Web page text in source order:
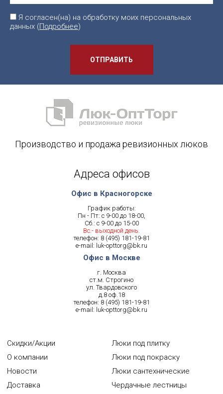
Я согласен(на) на обработку моих персональных
данных (Подробнее)
ОТПРАВИТЬ
Производство и продажа ревизионных люков
Адреса офисов
Офис в Красногорске
График работы:
Пн - Пт: с 9-00 до 18-00,
Сб.: с 9-00 до 15-00
Вс.- выходной день.
телефон: 8 (495) 181-19-81
e-mail: luk-opttorg@bk.ru
Офис в Москве
г. Москва
ст.м. Строгино
ул. Твардовского
д.8 оф.18
телефон: 8 (495) 181-19-81
e-mail: luk-opttorg@bk.ru
Скидки/Акции
О компании
Новости
Доставка
Люки под плитку
Люки под покраску
Люки сантехнические
Чердачные лестницы